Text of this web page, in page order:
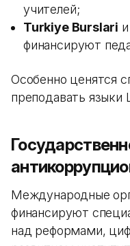
учителей;
Turkiye Burslari и
финансируют
Особенно ценятся
преподавать языки
Международные
финансируют
над реформами,